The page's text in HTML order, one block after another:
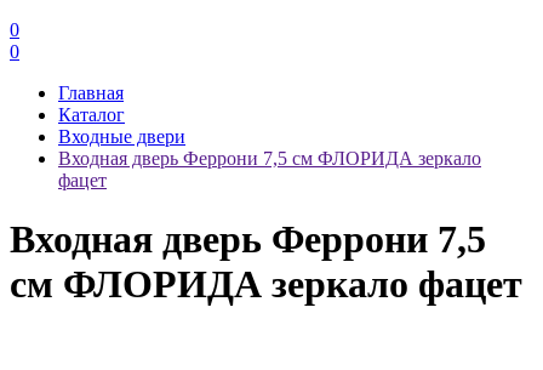
0
0
Главная
Каталог
Входные двери
Входная дверь Феррони 7,5 см ФЛОРИДА зеркало
фацет
Входная дверь Феррони 7,5
см ФЛОРИДА зеркало фацет